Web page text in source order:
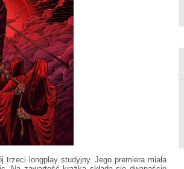
trzeci longplay studyjny. Jego premiera miała